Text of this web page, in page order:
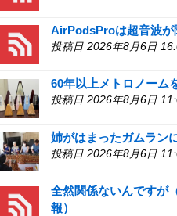
AirPodsProは超音波が
投稿日 2026年8月6日
60年以上メトロノーム
投稿日 2026年8月6日
姉がはまったガムラン
投稿日 2026年8月6日
全然関係ないんですが
報）